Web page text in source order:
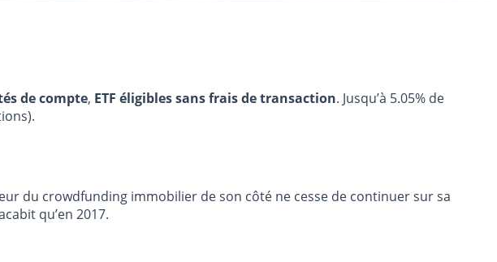
de compte, ETF éligibles sans frais de transaction. Jusqu’à 5.05% de
du crowdfunding immobilier de son côté ne cesse de continuer sur sa
qu’en 2017.